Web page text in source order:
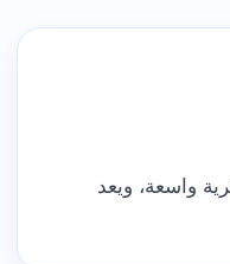
واسعة، ويعد